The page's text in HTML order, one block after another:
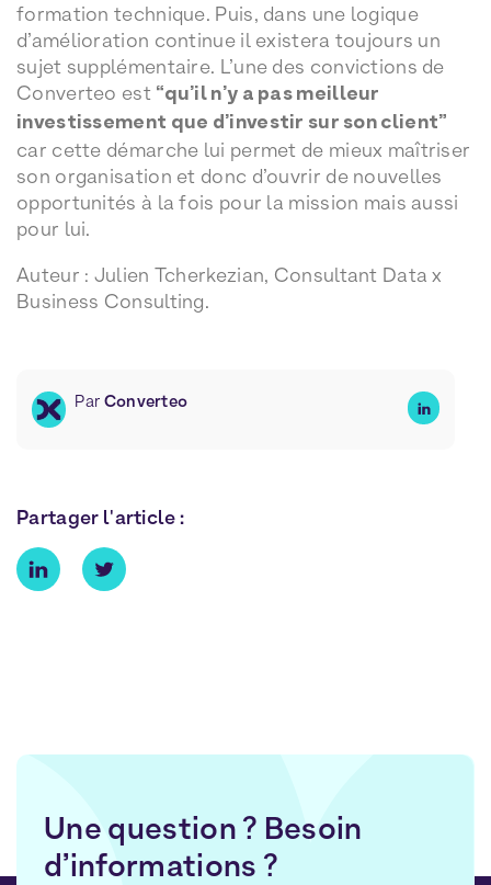
formation technique. Puis, dans une logique
d’amélioration continue il existera toujours un
sujet supplémentaire. L’une des convictions de
Converteo est “qu’il n’y a pas meilleur
investissement que d’investir sur son client”
car cette démarche lui permet de mieux maîtriser
son organisation et donc d’ouvrir de nouvelles
opportunités à la fois pour la mission mais aussi
pour lui.
Auteur : Julien Tcherkezian, Consultant Data x
Business Consulting.
Par Converteo
Partager l'article :
Une question ? Besoin
d’informations ?